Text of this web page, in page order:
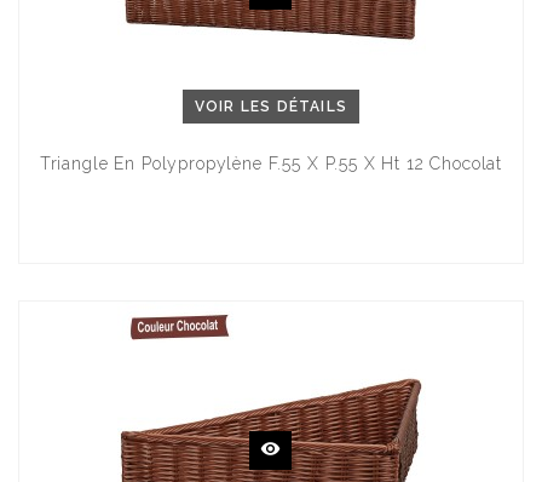
VOIR LES DÉTAILS
Triangle En Polypropylène F.55 X P.55 X Ht 12 Chocolat